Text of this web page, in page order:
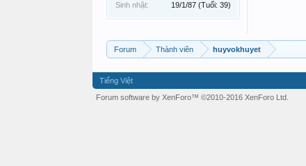
Sinh nhật:
19/1/87 (Tuổi: 39)
Forum Thành viên huyvokhuyet
Tiếng Việt
Forum software by XenForo™ ©2010-2016 XenForo Ltd.